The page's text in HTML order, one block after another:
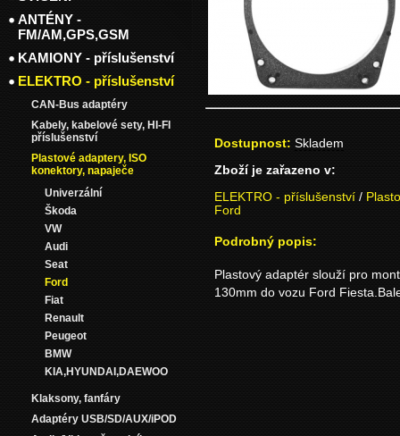
Dostupnost: Skladem
Zboží je zařazeno v:
ELEKTRO - příslušenství /
Ford
Podrobný popis:
Plastový adaptér slouží pro
130mm do vozu Ford
ANTÉNY -
FM/AM,GPS,GSM
KAMIONY - příslušenství
ELEKTRO - příslušenství
CAN-Bus adaptéry
Kabely, kabelové sety, HI-FI
příslušenství
Plastové adaptery, ISO
konektory, napaječe
Univerzální
Škoda
VW
Audi
Seat
Ford
Fiat
Renault
Peugeot
BMW
KIA,HYUNDAI,DAEWOO
Klaksony, fanfáry
Adaptéry USB/SD/AUX/iPOD